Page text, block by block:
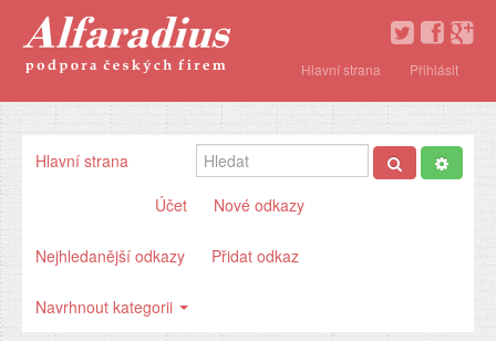
Hlavní strana Přihlásit
Hlavní strana
Účet Nové odkazy
Nejhledanější odkazy Přidat odkaz
Navrhnout kategorii